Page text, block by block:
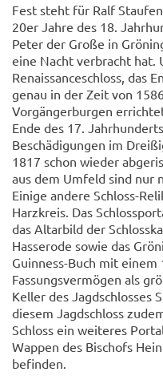
Fest steht für Ralf
20er Jahre des 18.
Peter der Große in
eine Nacht verbracht hat.
Renaissanceschloss, das
genau in der Zeit von
Vorgängerburgen
Ende des 17.
Beschädigungen im
1817 schon wieder
aus dem Umfeld sind nur
Einige andere Schloss-
Harzkreis. Das
das Altarbild der
Hasserode sowie das
Guinness-Buch mit
Fassungsvermögen als
Keller des Jagdschlosses
diesem Jagdschloss
Schloss ein weiteres
Wappen des Bischofs
befinden.